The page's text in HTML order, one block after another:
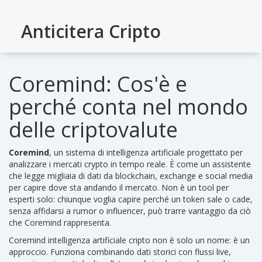
Anticitera Cripto
Coremind: Cos'è e
perché conta nel mondo
delle criptovalute
Coremind, un sistema di intelligenza artificiale progettato per
analizzare i mercati crypto in tempo reale. È come un assistente
che legge migliaia di dati da blockchain, exchange e social media
per capire dove sta andando il mercato. Non è un tool per
esperti solo: chiunque voglia capire perché un token sale o cade,
senza affidarsi a rumor o influencer, può trarre vantaggio da ciò
che Coremind rappresenta.
Coremind intelligenza artificiale cripto non è solo un nome: è un
approccio. Funziona combinando dati storici con flussi live,